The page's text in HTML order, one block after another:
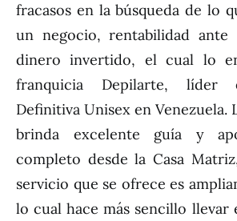
fracasos en la búsqueda de lo
un negocio, rentabilidad
dinero invertido, el cual lo
franquicia Depilarte, líder
Definitiva Unisex en Venezuela.
brinda excelente guía y
completo desde la Casa
servicio que se ofrece es
lo cual hace más sencillo llevar